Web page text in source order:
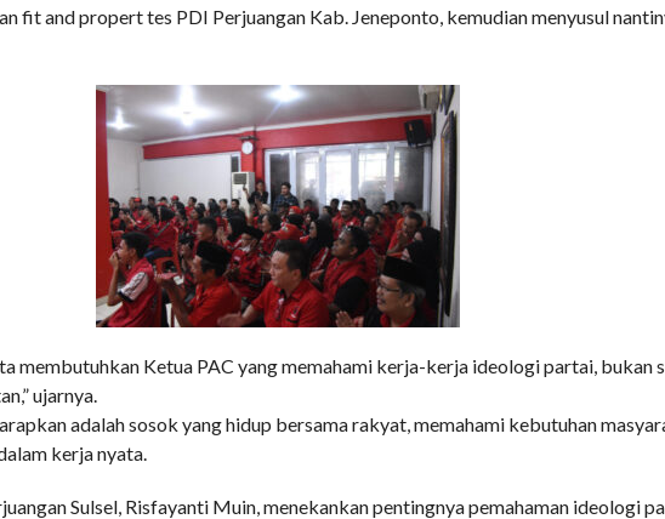
fit and propert tes PDI Perjuangan Kab. Jeneponto, kemudian menyusul
membutuhkan Ketua PAC yang memahami kerja-kerja ideologi partai, bukan
ujarnya.
adalah sosok yang hidup bersama rakyat, memahami kebutuhan
kerja nyata.
Sulsel, Risfayanti Muin, menekankan pentingnya pemahaman ideologi